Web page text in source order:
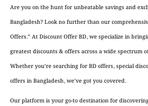
Are you on the hunt for unbeatable savings and
Bangladesh? Look no further than our
Offers.” At Discount Offer BD, we specialize in
greatest discounts & offers across a wide spectrum
Whether you’re searching for BD offers, special
offers in Bangladesh, we’ve got you covered.
Our platform is your go-to destination for